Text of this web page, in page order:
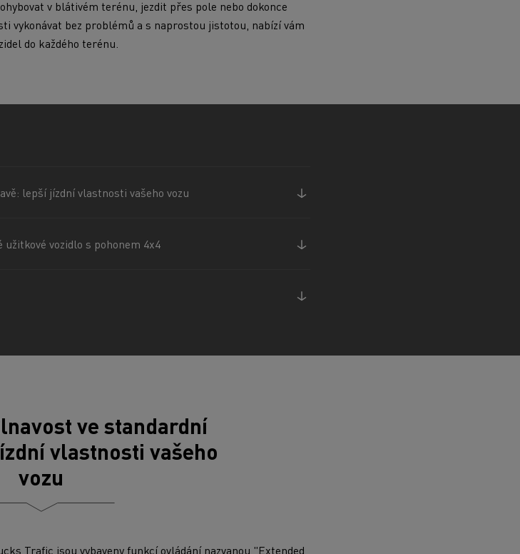
v blátivém terénu, jezdit přes pole nebo dokonce
vykonávat bez problémů a s naprostou jistotou, nabízí vám
do každého terénu.
lepší jízdní vlastnosti vašeho vozu
vozidlo s pohonem 4x4
ve standardní
vlastnosti vašeho
vozu
Trafic jsou vybaveny funkcí ovládání nazvanou "Extended